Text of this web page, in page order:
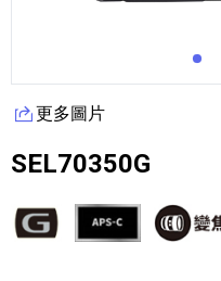
更多圖片
SEL70350G